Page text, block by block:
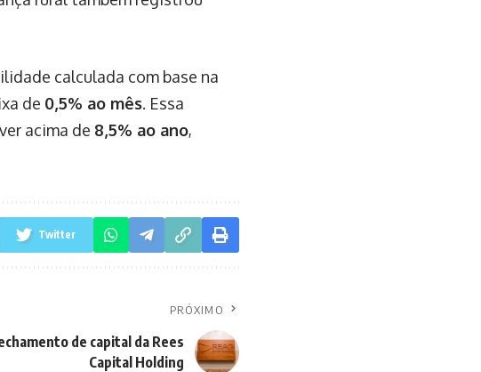
calculada com base na
de 0,5% ao mês. Essa
acima de 8,5% ao ano,
Twitter
PRÓXIMO
de capital da Rees
Capital Holding